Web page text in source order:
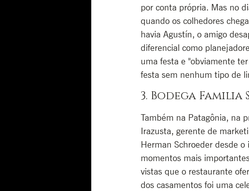
por conta própria. Mas no
quando os colhedores
havia Agustín, o amigo
diferencial como
uma festa e "obviamente
festa sem nenhum tipo de
3. Bodega
Também na Patagônia, na
Irazusta, gerente de
Herman Schroeder desde
momentos mais
vistas que o restaurante
dos casamentos foi uma